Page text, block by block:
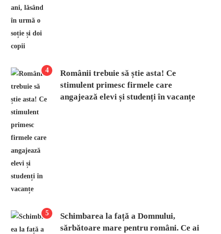
4
Românii trebuie să știe asta! Ce
stimulent primesc firmele care
angajează elevi și studenți în vacanțe
5
Schimbarea la față a Domnului,
sărbătoare mare pentru români. Ce ai